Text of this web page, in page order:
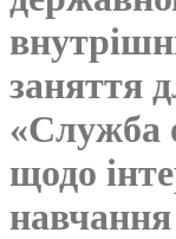
заняття
«Служба
щодо
навчання